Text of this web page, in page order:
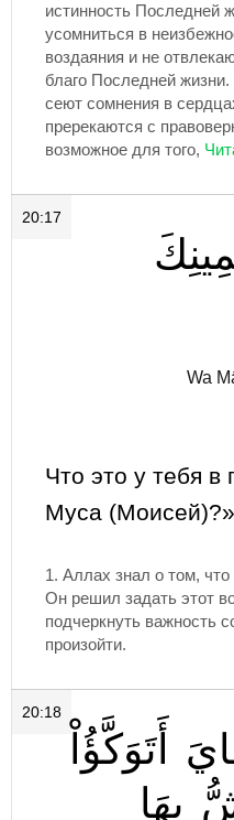
истинность Последней
усомниться в
воздаяния и не
благо Последней
сеют сомнения в
пререкаются с
возможное для того,
20:17
Wa
Что это у тебя в
Муса (Моисей)?»
1. Аллах знал о том,
Он решил задать этот
подчеркнуть важность
произойти.
20:18
أَتَوَكَّؤُاْ
بِهَا